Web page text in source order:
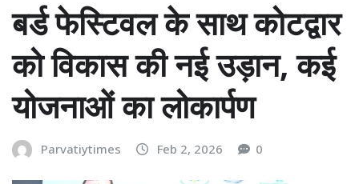
बर्ड फेस्टिवल के साथ कोटद्वार
को विकास की नई उड़ान, कई
योजनाओं का लोकार्पण
Parvatiytimes Feb 2, 2026 0